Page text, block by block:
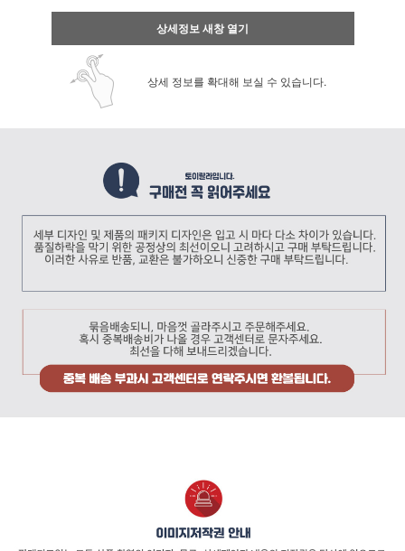
상세정보 새창 열기
상세 정보를 확대해 보실 수 있습니다.